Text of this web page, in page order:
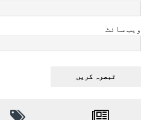
ویب سائٹ